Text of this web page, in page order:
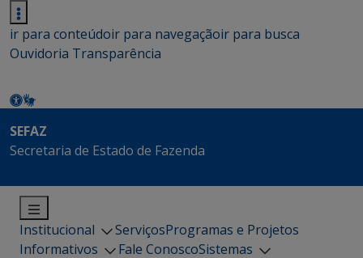
ir para conteúdoir para navegaçãoir para busca
Ouvidoria Transparência
SEFAZ
Secretaria de Estado de Fazenda
Institucional ServiçosProgramas e Projetos
Informativos
Fale ConoscoSistemas